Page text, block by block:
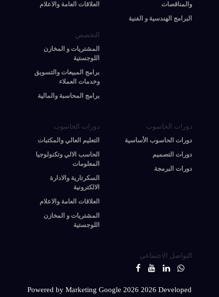
والمناقصات
البرامج الهندسية و الفنية
العلاقات العامة والاعلام
التخصص
المشتريات و المخازن
اللوجستية
برامج المبيعات والتسويق
وخدمات العملاء
برامج المحاسبة والمالية
دورات الحاسوب
دورات الحاسوب الأساسية
دورات التصميم
دورات البرمجة
دورات الحاسوب
التعليم العالي والمكتبات
الحاسب الالي وتكنولوجيا
المعلومات
السكرتارية والادارة
الالكترونية
العلاقات العامة والاعلام
المشتريات و المخازن
اللوجستية
التواصل الاجتماعي
Powered by Marketing Google 2026 2026 Developed